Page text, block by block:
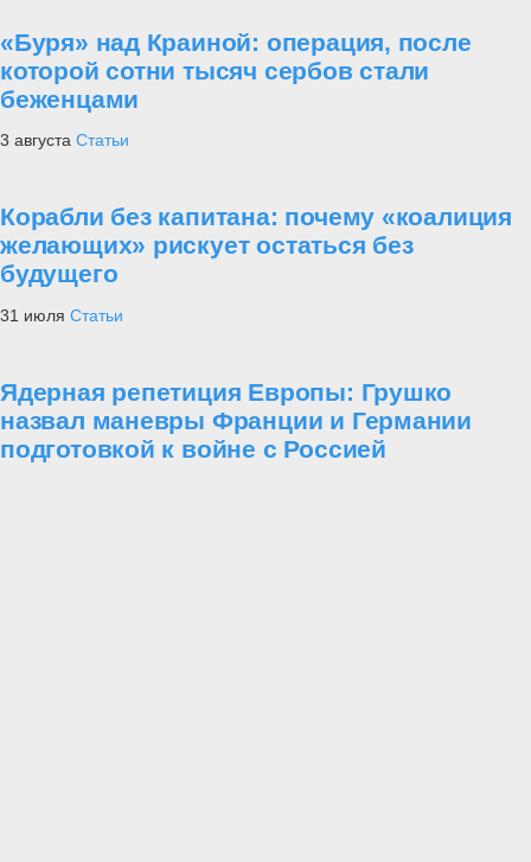
«Буря» над Краиной: операция, после
которой сотни тысяч сербов стали
беженцами
3 августа Статьи
Корабли без капитана: почему «коалиция
желающих» рискует остаться без
будущего
31 июля Статьи
Ядерная репетиция Европы: Грушко
назвал маневры Франции и Германии
подготовкой к войне с Россией